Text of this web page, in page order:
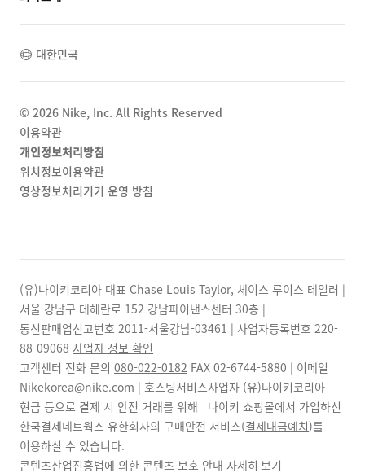
대한민국
© 2026 Nike, Inc. All Rights Reserved
이용약관
개인정보처리방침
위치정보이용약관
영상정보처리기기 운영 방침
(유)나이키코리아 대표 Chase Louis Taylor, 체이스 루이스 테일러 |
서울 강남구 테헤란로 152 강남파이낸스센터 30층 |
통신판매업신고번호 2011-서울강남-03461 | 사업자등록번호 220-
88-09068 사업자 정보 확인
고객센터 전화 문의 080-022-0182 FAX 02-6744-5880 | 이메일
Nikekorea@nike.com | 호스팅서비스사업자 (유)나이키코리아
현금 등으로 결제 시 안전 거래를 위해 나이키 쇼핑몰에서 가입하신
한국결제네트웍스 유한회사의 구매안전 서비스(결제대금예치)를
이용하실 수 있습니다.
콘텐츠산업진흥법에 의한 콘텐츠 보호 안내 자세히 보기